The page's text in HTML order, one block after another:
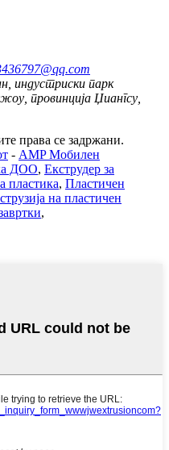
индустриски парк
провинција Џиангсу,
права се задржани.
- AMP Мобилен
ДОО, Екструдер за
пластика, Пластичен
на пластичен
,